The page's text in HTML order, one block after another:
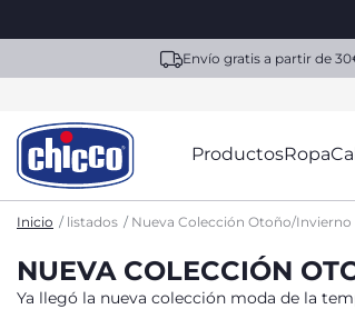
Envío gratis a partir de
ProductosRopa
Inicio listados Nueva Colección Otoño/Invierno
NUEVA COLECCIÓN
Ya llegó la nueva colección moda de la